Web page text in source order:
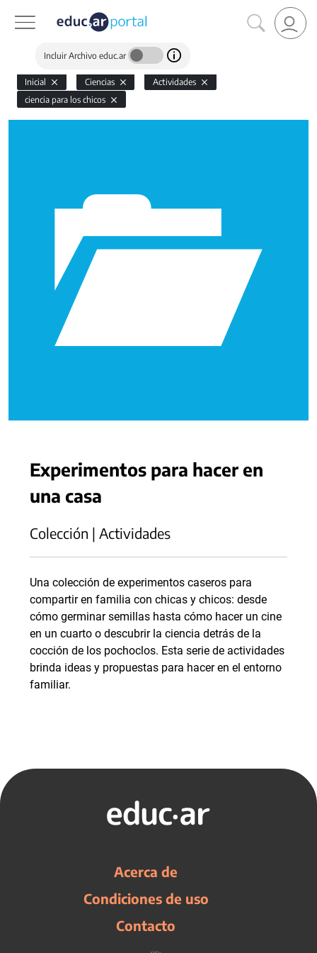
Incluir Archivo educ.ar
Inicial Ciencias
Actividades
ciencia para los chicos
Experimentos para hacer en
una casa
Colección | Actividades
Una colección de experimentos caseros para
compartir en familia con chicas y chicos: desde
cómo germinar semillas hasta cómo hacer un cine
en un cuarto o descubrir la ciencia detrás de la
cocción de los pochoclos. Esta serie de actividades
brinda ideas y propuestas para hacer en el entorno
familiar.
Acerca de
Condiciones de uso
Contacto